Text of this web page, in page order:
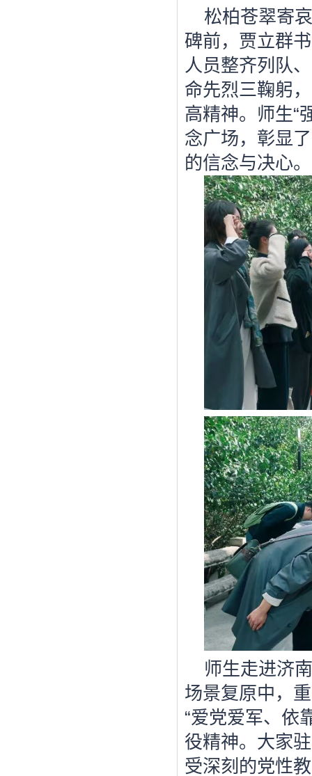
松柏苍翠寄
碑前，贾立群
人员整齐列队
命先烈三鞠躬
高精神。师生“
念广场，彰显
的信念与决心。
师生走进济
场景复原中，
“爱党爱军、依
役精神。大家
受深刻的党性